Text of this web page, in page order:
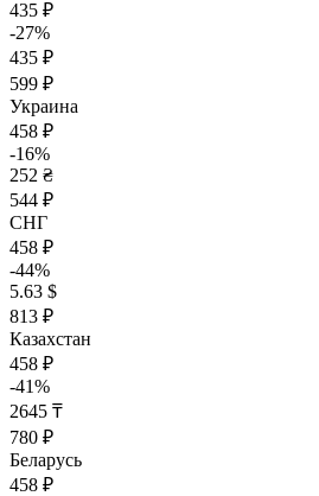
435 ₽
-27%
435 ₽
599 ₽
Украина
458 ₽
-16%
252 ₴
544 ₽
СНГ
458 ₽
-44%
5.63 $
813 ₽
Казахстан
458 ₽
-41%
2645 ₸
780 ₽
Беларусь
458 ₽